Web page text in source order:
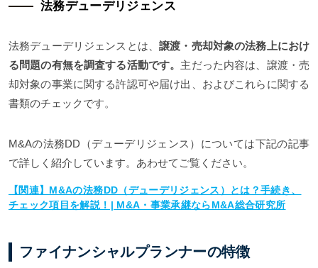
法務デューデリジェンス
法務デューデリジェンスとは、譲渡・売却対象の法務上におけ
る問題の有無を調査する活動です。 主だった内容は、譲渡・売
却対象の事業に関する許認可や届け出、およびこれらに関する
書類のチェックです。
M&Aの法務DD（デューデリジェンス）については下記の記事
で詳しく紹介しています。あわせてご覧ください。
【関連】M&Aの法務DD（デューデリジェンス）とは？手続き、
チェック項目を解説！| M&A・事業承継ならM&A総合研究所
ファイナンシャルプランナーの特徴